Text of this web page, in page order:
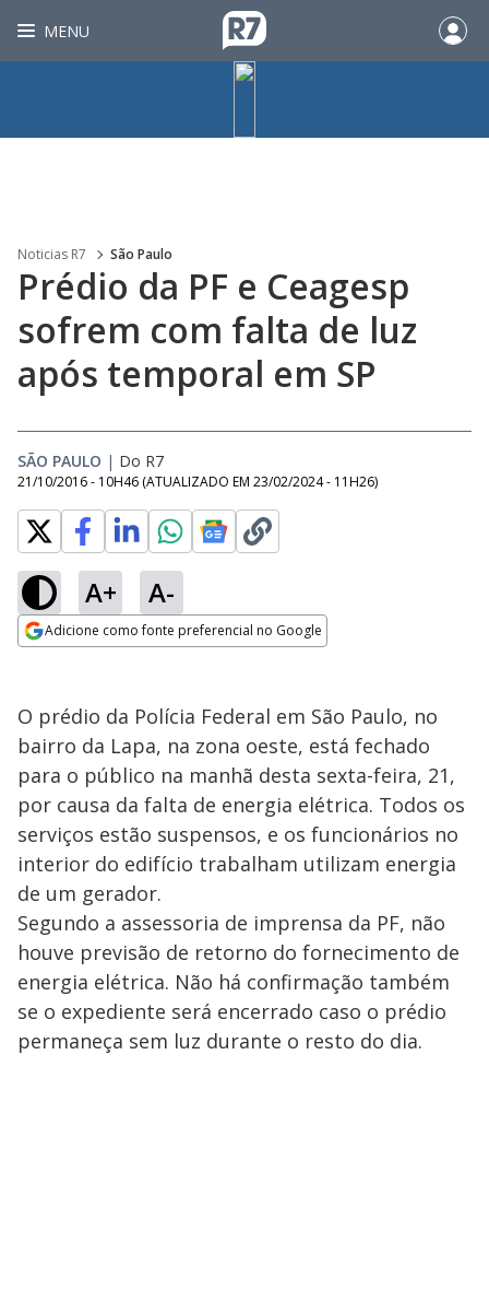
MENU
Noticias R7 São Paulo
Prédio da PF e Ceagesp
sofrem com falta de luz
após temporal em SP
SÃO PAULO | Do R7
21/10/2016 - 10H46 (ATUALIZADO EM 23/02/2024 - 11H26)
A+ A-
Adicione como fonte preferencial no Google
O prédio da Polícia Federal em São Paulo, no
bairro da Lapa, na zona oeste, está fechado
para o público na manhã desta sexta-feira, 21,
por causa da falta de energia elétrica. Todos os
serviços estão suspensos, e os funcionários no
interior do edifício trabalham utilizam energia
de um gerador.
Segundo a assessoria de imprensa da PF, não
houve previsão de retorno do fornecimento de
energia elétrica. Não há confirmação também
se o expediente será encerrado caso o prédio
permaneça sem luz durante o resto do dia.